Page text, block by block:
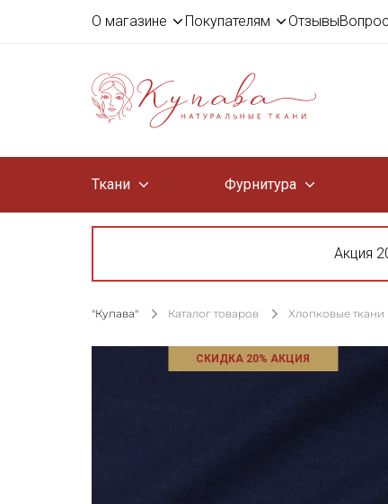
О магазине Покупателям Отзывы
Ткани Фурнитура
Акция
"Купава" Каталог товаров Хлопковые ткани
СКИДКА 20% АКЦИЯ